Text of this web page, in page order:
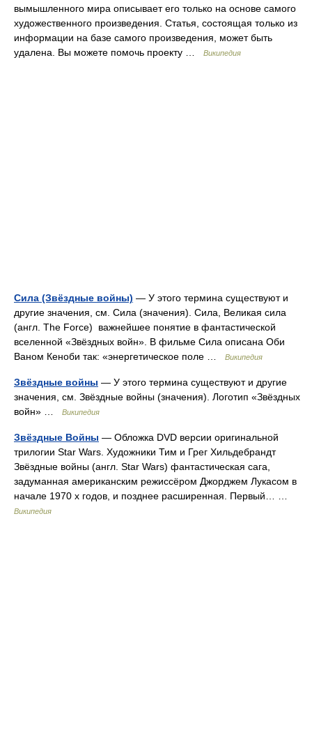
вымышленного мира описывает его только на основе самого
художественного произведения. Статья, состоящая только из
информации на базе самого произведения, может быть
удалена. Вы можете помочь проекту …
Википедия
Сила (Звёздные войны) — У этого термина существуют и
другие значения, см. Сила (значения). Сила, Великая сила
(англ. The Force) важнейшее понятие в фантастической
вселенной «Звёздных войн». В фильме Сила описана Оби
Ваном Кеноби так: «энергетическое поле …
Википедия
Звёздные войны — У этого термина существуют и другие
значения, см. Звёздные войны (значения). Логотип «Звёздных
войн» …
Википедия
Звёздные Войны — Обложка DVD версии оригинальной
трилогии Star Wars. Художники Тим и Грег Хильдебрандт
Звёздные войны (англ. Star Wars) фантастическая сага,
задуманная американским режиссёром Джорджем Лукасом в
начале 1970 х годов, и позднее расширенная. Первый… …
Википедия